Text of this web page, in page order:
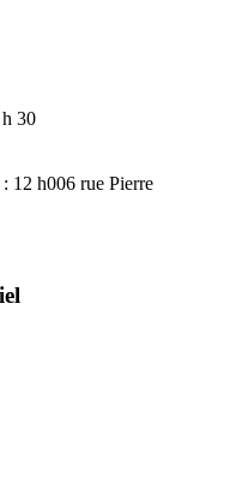
30
12 h006 rue Pierre